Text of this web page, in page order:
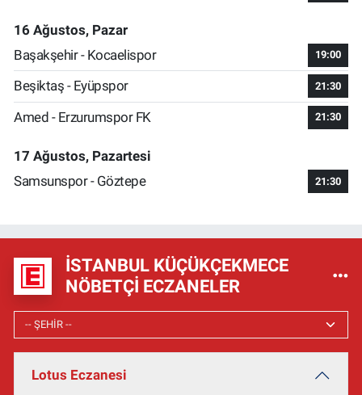
16 Ağustos, Pazar
Başakşehir - Kocaelispor
19:00
Beşiktaş - Eyüpspor 21:30
Amed - Erzurumspor FK 21:30
17 Ağustos, Pazartesi
Samsunspor - Göztepe
21:30
İSTANBUL KÜÇÜKÇEKMECE
NÖBETÇI ECZANELER
Lotus Eczanesi